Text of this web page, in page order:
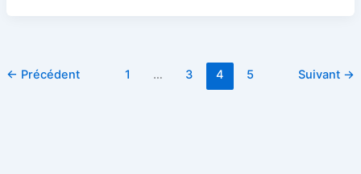
← Précédent 1 … 3 4 5 Suivant →